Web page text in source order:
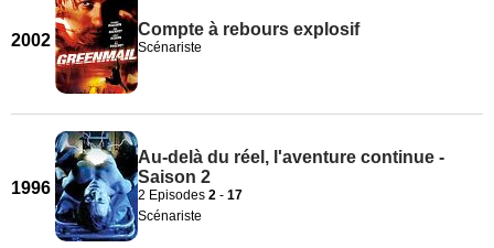
2002
Compte à rebours explosif
Scénariste
1996
Au-delà du réel, l'aventure continue -
Saison 2
2 Episodes 2 - 17
Scénariste